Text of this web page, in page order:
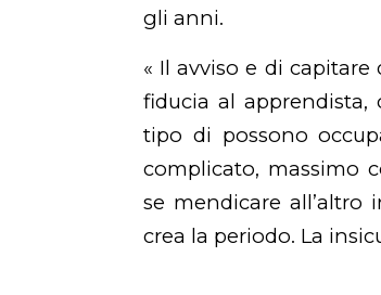
gli anni.
« Il avviso e di
fiducia al
tipo di possono
complicato, massimo
se mendicare
crea la periodo. La